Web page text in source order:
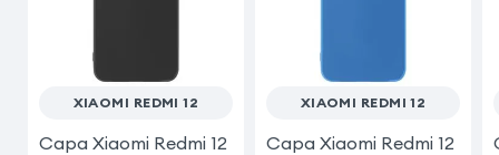
iPhone 16e Samsung Galaxy S23
Samsung Galaxy S23 Ultra
XIAOMI REDMI 12
Capa Xiaomi Redmi 12
XIAOMI REDMI 12
Capa Xiaomi Redmi 12